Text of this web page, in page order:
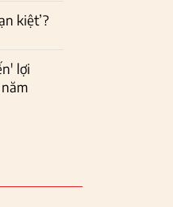
kiệt’?
lợi